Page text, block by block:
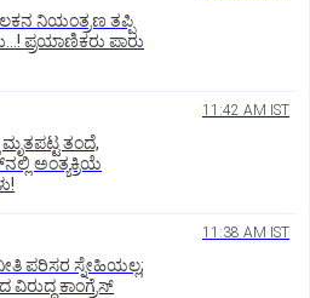
ನಿಯಂತ್ರಣ ತಪ್ಪಿ
ಪ್ರಯಾಣಿಕರು ಪಾರು
11:42 AM IST
ಮೃತಪಟ್ಟ ತಂದೆ,
ಅಂತ್ಯಕ್ರಿಯೆ
11:38 AM IST
ಪರಿಸರ ಸ್ನೇಹಿಯಲ್ಲ;
ವಿರುದ್ಧ ಕಾಂಗ್ರೆಸ್‌